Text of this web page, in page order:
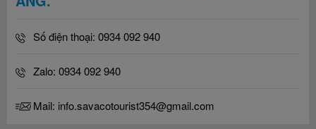
Số điện thoại: 0934 092 940
Zalo: 0934 092 940
Mail: info.savacotourist354@gmail.com